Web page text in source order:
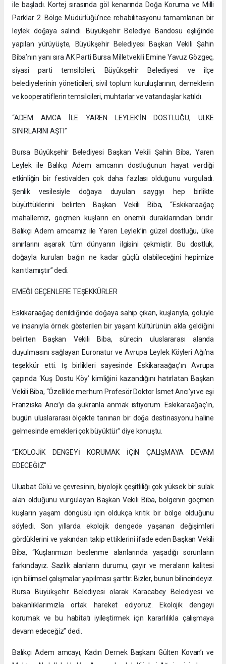
ile başladı. Kortej sırasında göl kenarında Doğa Koruma ve Milli
Parklar 2. Bölge Müdürlüğü'nce rehabilitasyonu tamamlanan bir
leylek doğaya salındı. Büyükşehir Belediye Bandosu eşliğinde
yapılan yürüyüşte, Büyükşehir Belediyesi Başkan Vekili Şahin
Biba’nın yanı sıra AK Parti Bursa Milletvekili Emine Yavuz Gözgeç,
siyasi parti temsilcileri, Büyükşehir Belediyesi ve ilçe
belediyelerinin yöneticileri, sivil toplum kuruluşlarının, derneklerin
ve kooperatiflerin temsilcileri, muhtarlar ve vatandaşlar katıldı.
“ADEM AMCA İLE YAREN LEYLEK’İN DOSTLUĞU, ÜLKE
SINIRLARINI AŞTI”
Bursa Büyükşehir Belediyesi Başkan Vekili Şahin Biba, Yaren
Leylek ile Balıkçı Adem amcanın dostluğunun hayat verdiği
etkinliğin bir festivalden çok daha fazlası olduğunu vurguladı.
Şenlik vesilesiyle doğaya duyulan saygıyı hep birlikte
büyüttüklerini belirten Başkan Vekili Biba, “Eskikaraağaç
mahallemiz, göçmen kuşların en önemli duraklarından biridir.
Balıkçı Adem amcamız ile Yaren Leylek’in güzel dostluğu, ülke
sınırlarını aşarak tüm dünyanın ilgisini çekmiştir. Bu dostluk,
doğayla kurulan bağın ne kadar güçlü olabileceğini hepimize
kanıtlamıştır” dedi.
EMEĞİ GEÇENLERE TEŞEKKÜRLER
Eskikaraağaç denildiğinde doğaya sahip çıkan, kuşlarıyla, gölüyle
ve insanıyla örnek gösterilen bir yaşam kültürünün akla geldiğini
belirten Başkan Vekili Biba, sürecin uluslararası alanda
duyulmasını sağlayan Euronatur ve Avrupa Leylek Köyleri Ağı’na
teşekkür etti. İş birlikleri sayesinde Eskikaraağaç’ın Avrupa
çapında ‘Kuş Dostu Köy’ kimliğini kazandığını hatırlatan Başkan
Vekili Biba, “Özellikle merhum Profesör Doktor İsmet Arıcı’yı ve eşi
Franziska Arıcı’yı da şükranla anmak istiyorum. Eskikaraağaç’ın,
bugün uluslararası ölçekte tanınan bir doğa destinasyonu haline
gelmesinde emekleri çok büyüktür” diye konuştu.
“EKOLOJİK DENGEYİ KORUMAK İÇİN ÇALIŞMAYA DEVAM
EDECEĞİZ”
Uluabat Gölü ve çevresinin, biyolojik çeşitliliği çok yüksek bir sulak
alan olduğunu vurgulayan Başkan Vekili Biba, bölgenin göçmen
kuşların yaşam döngüsü için oldukça kritik bir bölge olduğunu
söyledi. Son yıllarda ekolojik dengede yaşanan değişimleri
gördüklerini ve yakından takip ettiklerini ifade eden Başkan Vekili
Biba, “Kuşlarımızın beslenme alanlarında yaşadığı sorunların
farkındayız. Sazlık alanların durumu, çayır ve meraların kalitesi
için bilimsel çalışmalar yapılması şarttır. Bizler, bunun bilincindeyiz.
Bursa Büyükşehir Belediyesi olarak Karacabey Belediyesi ve
bakanlıklarımızla ortak hareket ediyoruz. Ekolojik dengeyi
korumak ve bu habitatı iyileştirmek için kararlılıkla çalışmaya
devam edeceğiz” dedi.
Balıkçı Adem amcayı, Kadın Dernek Başkanı Gülten Kovan’ı ve